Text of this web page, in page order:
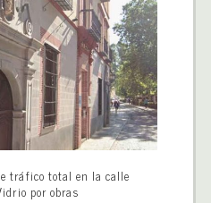
tráfico total en la calle
por obras